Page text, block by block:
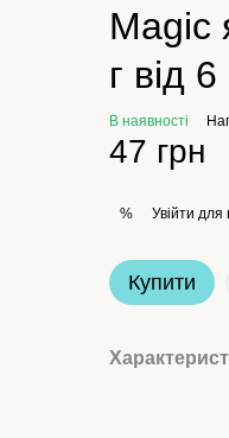
Magic
г від 6
В наявності
47 грн
% Увійти для
Купити